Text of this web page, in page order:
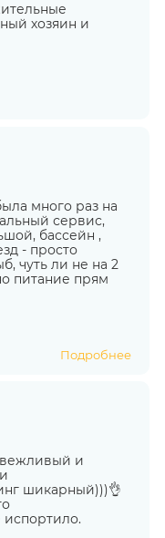
хозяин и
много раз на
сервис,
бассейн ,
- просто
чуть ли не на 2
питание прям
Подробнее
и
шикарный)))👌
испортило.